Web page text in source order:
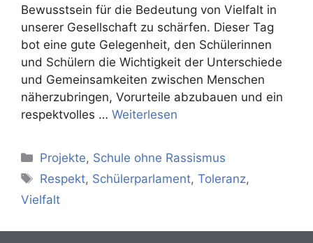
Bewusstsein für die Bedeutung von Vielfalt in
unserer Gesellschaft zu schärfen. Dieser Tag
bot eine gute Gelegenheit, den Schülerinnen
und Schülern die Wichtigkeit der Unterschiede
und Gemeinsamkeiten zwischen Menschen
näherzubringen, Vorurteile abzubauen und ein
respektvolles … Weiterlesen
Kategorien
Projekte, Schule ohne Rassismus
Schlagwörter
Respekt, Schülerparlament,Toleranz,
Vielfalt